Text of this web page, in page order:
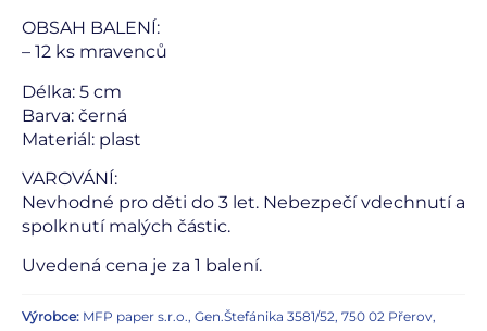
OBSAH BALENÍ:
– 12 ks mravenců
Délka: 5 cm
Barva: černá
Materiál: plast
VAROVÁNÍ:
Nevhodné pro děti do 3 let. Nebezpečí vdechnutí a
spolknutí malých částic.
Uvedená cena je za 1 balení.
Výrobce: MFP paper s.r.o., Gen.Štefánika 3581/52, 750 02 Přerov,